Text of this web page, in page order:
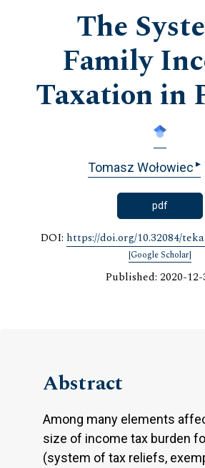
The
Family
Taxation in
Tomasz Wołowiec ▸
pdf
DOI: https://doi.org/10.32084/
[Google Scholar]
Published: 2020-12-
Abstract
Among many elements
size of income tax burden
(system of tax reliefs,